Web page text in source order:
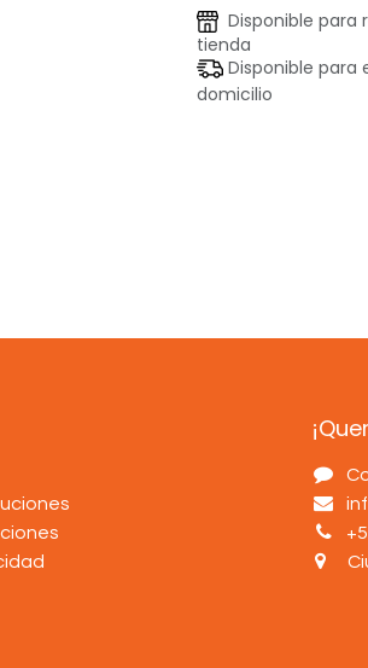
Disponible para
tienda
Disponible para
domicilio